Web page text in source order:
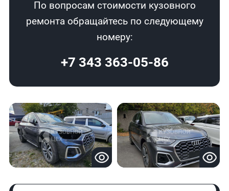
По вопросам стоимости кузовного
ремонта обращайтесь по следующему
номеру:
+7 343 363-05-86